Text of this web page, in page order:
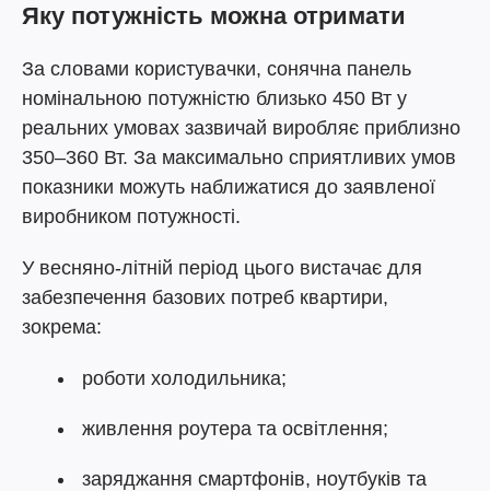
Яку потужність можна отримати
За словами користувачки, сонячна панель
номінальною потужністю близько 450 Вт у
реальних умовах зазвичай виробляє приблизно
350–360 Вт. За максимально сприятливих умов
показники можуть наближатися до заявленої
виробником потужності.
У весняно-літній період цього вистачає для
забезпечення базових потреб квартири,
зокрема:
роботи холодильника;
живлення роутера та освітлення;
заряджання смартфонів, ноутбуків та